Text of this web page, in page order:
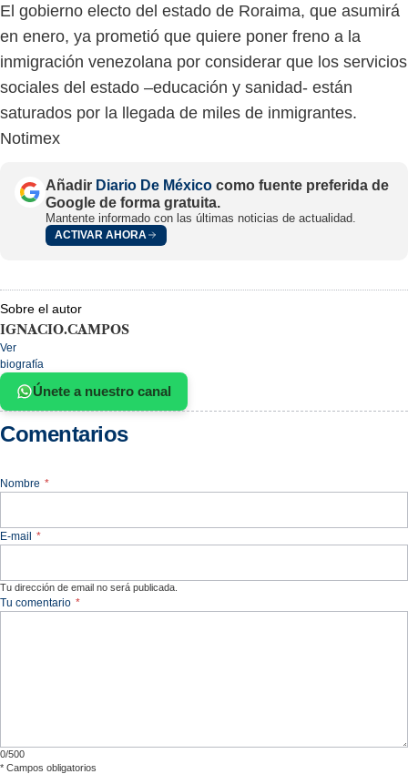
El gobierno electo del estado de Roraima, que asumirá
en enero, ya prometió que quiere poner freno a la
inmigración venezolana por considerar que los servicios
sociales del estado –educación y sanidad- están
saturados por la llegada de miles de inmigrantes.
Notimex
Añadir Diario De México como fuente preferida de
Google de forma gratuita.
Mantente informado con las últimas noticias de actualidad.
ACTIVAR AHORA
Sobre el autor
IGNACIO.CAMPOS
Ver
biografía
Únete a nuestro canal
Comentarios
Nombre *
E-mail *
Tu dirección de email no será publicada.
Tu comentario *
0/500
* Campos obligatorios